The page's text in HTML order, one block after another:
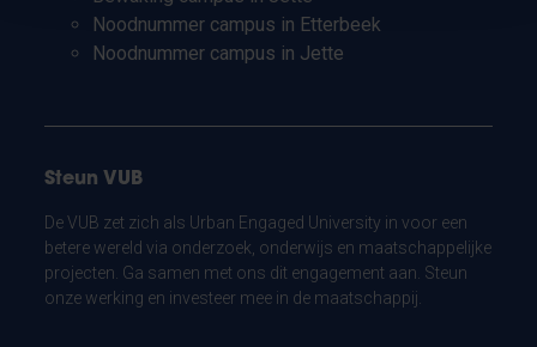
Noodnummer campus in Etterbeek
Noodnummer campus in Jette
Steun VUB
De VUB zet zich als Urban Engaged University in voor een
betere wereld via onderzoek, onderwijs en maatschappelijke
projecten. Ga samen met ons dit engagement aan. Steun
onze werking en investeer mee in de maatschappij.